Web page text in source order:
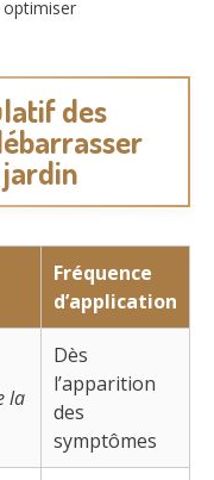
des
jardin
Fréquence
d’application
la
Dès
l’apparition
des
symptômes